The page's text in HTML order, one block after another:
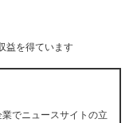
益を得ています
でニュースサイトの立